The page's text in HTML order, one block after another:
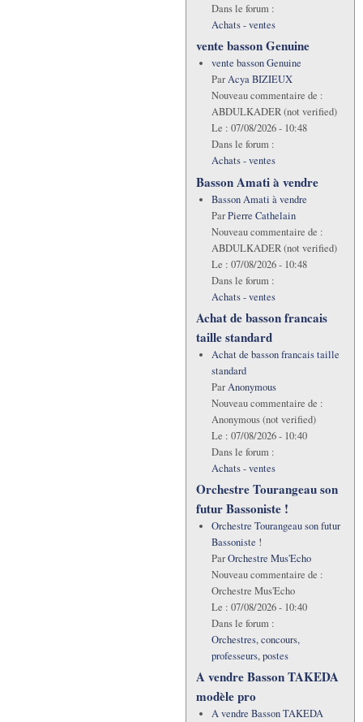
Dans le forum :
Achats - ventes
vente basson Genuine
vente basson Genuine
ParAcya BIZIEUX
Nouveau commentaire de :
ABDULKADER (not verified)
Le : 07/08/2026 - 10:48
Dans le forum :
Achats - ventes
Basson Amati à vendre
Basson Amati à vendre
ParPierre Cathelain
Nouveau commentaire de :
ABDULKADER (not verified)
Le : 07/08/2026 - 10:48
Dans le forum :
Achats - ventes
Achat de basson francais
taille standard
Achat de basson francais taille
standard
ParAnonymous
Nouveau commentaire de :
Anonymous (not verified)
Le : 07/08/2026 - 10:40
Dans le forum :
Achats - ventes
Orchestre Tourangeau son
futur Bassoniste !
Orchestre Tourangeau son futur
Bassoniste !
ParOrchestre Mus'Echo
Nouveau commentaire de :
Orchestre Mus'Echo
Le : 07/08/2026 - 10:40
Dans le forum :
Orchestres, concours,
professeurs, postes
A vendre Basson TAKEDA
modèle pro
A vendre Basson TAKEDA